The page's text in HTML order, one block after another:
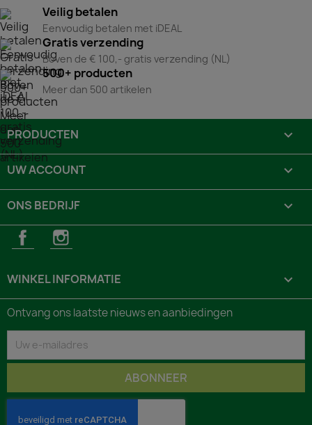
Veilig betalen
Eenvoudig betalen met iDEAL
Gratis verzending
Boven de € 100,- gratis verzending (NL)
500+ producten
Meer dan 500 artikelen
PRODUCTEN 
UW ACCOUNT 
ONS BEDRIJF 
FacebookInstagram
WINKEL INFORMATIE keyboard_arrow_down
Ontvang ons laatste nieuws en aanbiedingen